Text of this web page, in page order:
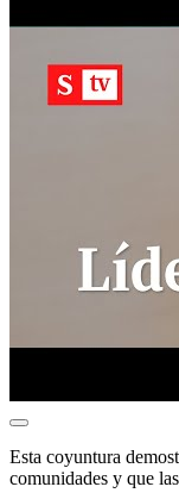
Esta coyuntura
comunidades y que